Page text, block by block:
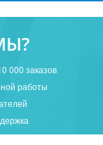
000 заказов
работы